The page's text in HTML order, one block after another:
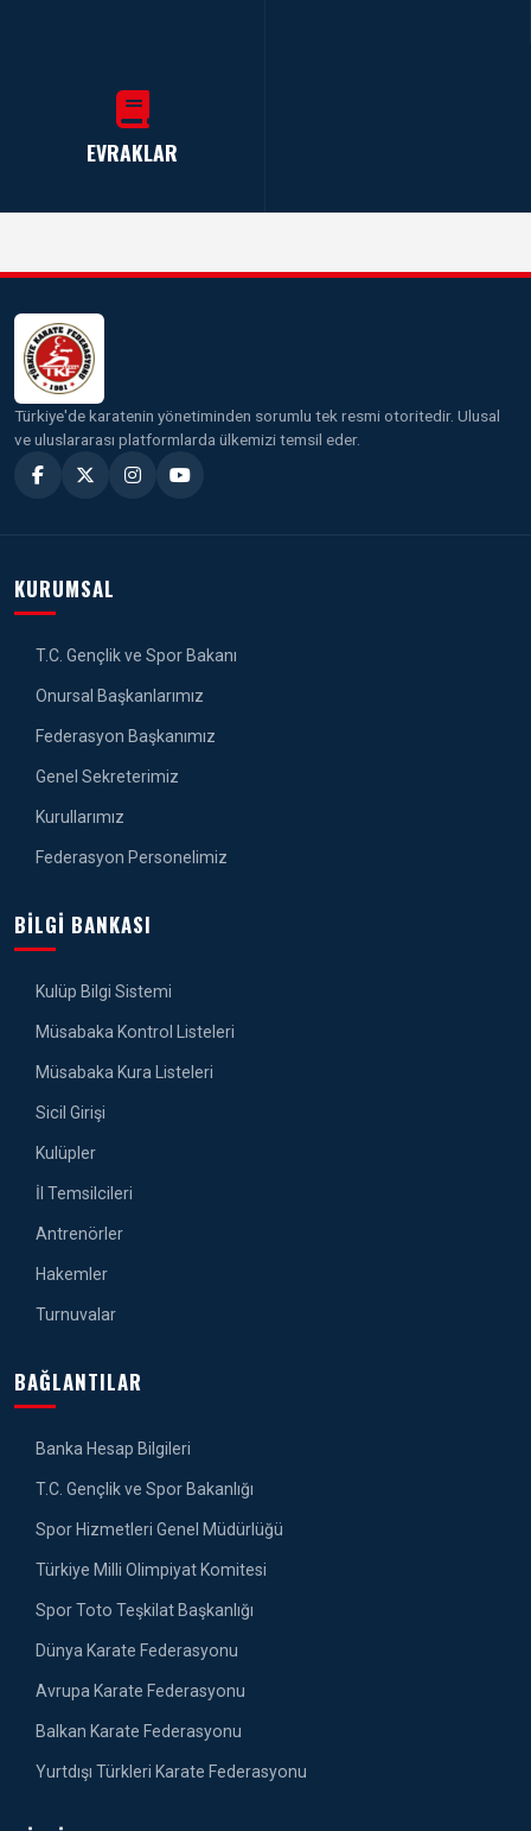
EVRAKLAR
Türkiye'de karatenin yönetiminden sorumlu tek resmi otoritedir. Ulusal
ve uluslararası platformlarda ülkemizi temsil eder.
KURUMSAL
T.C. Gençlik ve Spor Bakanı
Onursal Başkanlarımız
Federasyon Başkanımız
Genel Sekreterimiz
Kurullarımız
Federasyon Personelimiz
BILGI BANKASI
Kulüp Bilgi Sistemi
Müsabaka Kontrol Listeleri
Müsabaka Kura Listeleri
Sicil Girişi
Kulüpler
İl Temsilcileri
Antrenörler
Hakemler
Turnuvalar
BAĞLANTILAR
Banka Hesap Bilgileri
T.C. Gençlik ve Spor Bakanlığı
Spor Hizmetleri Genel Müdürlüğü
Türkiye Milli Olimpiyat Komitesi
Spor Toto Teşkilat Başkanlığı
Dünya Karate Federasyonu
Avrupa Karate Federasyonu
Balkan Karate Federasyonu
Yurtdışı Türkleri Karate Federasyonu